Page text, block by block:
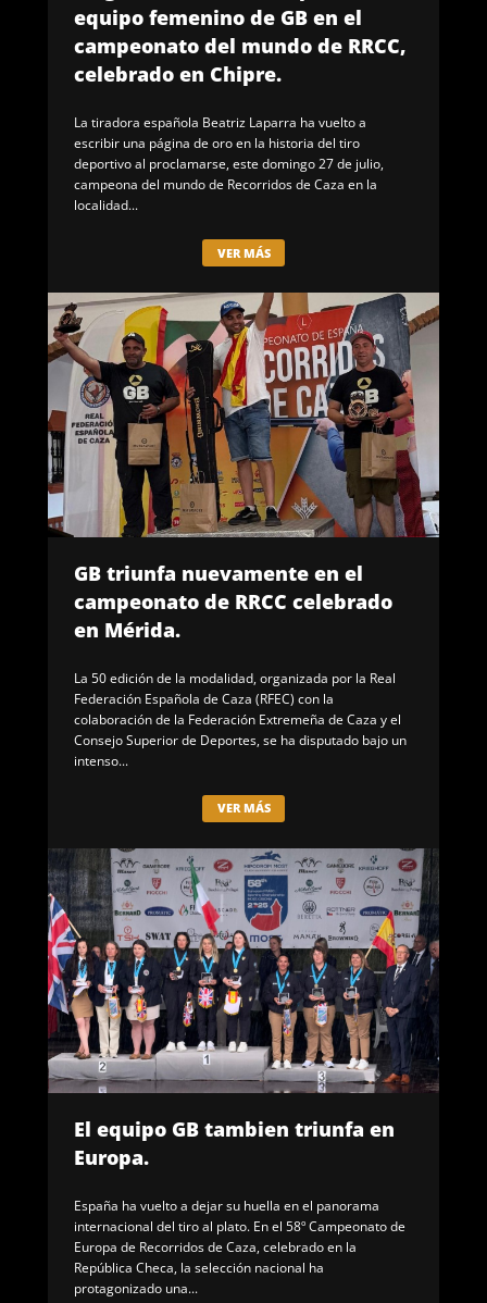
equipo femenino de GB en el
campeonato del mundo de RRCC,
celebrado en Chipre.
La tiradora española Beatriz Laparra ha vuelto a
escribir una página de oro en la historia del tiro
deportivo al proclamarse, este domingo 27 de julio,
campeona del mundo de Recorridos de Caza en la
localidad...
VER MÁS
GB triunfa nuevamente en el
campeonato de RRCC celebrado
en Mérida.
La 50 edición de la modalidad, organizada por la Real
Federación Española de Caza (RFEC) con la
colaboración de la Federación Extremeña de Caza y el
Consejo Superior de Deportes, se ha disputado bajo un
intenso...
VER MÁS
El equipo GB tambien triunfa en
Europa.
España ha vuelto a dejar su huella en el panorama
internacional del tiro al plato. En el 58º Campeonato de
Europa de Recorridos de Caza, celebrado en la
República Checa, la selección nacional ha
protagonizado una...